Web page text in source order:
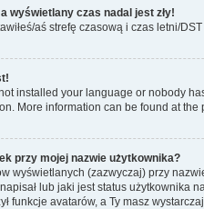
wyświetlany czas nadal jest zły!
aś strefę czasową i czas letni/
installed your language or nobody
More information can be found at
przy mojej nazwie użytkownika?
wyświetlanych (zazwyczaj) przy
lub jaki jest status użytkownika
funkcje avatarów, a Ty masz